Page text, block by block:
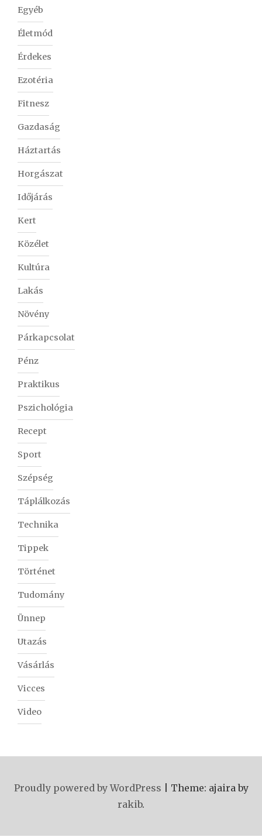
Egyéb
Életmód
Érdekes
Ezotéria
Fitnesz
Gazdaság
Háztartás
Horgászat
Időjárás
Kert
Közélet
Kultúra
Lakás
Növény
Párkapcsolat
Pénz
Praktikus
Pszichológia
Recept
Sport
Szépség
Táplálkozás
Technika
Tippek
Történet
Tudomány
Ünnep
Utazás
Vásárlás
Vicces
Video
Proudly powered by WordPress
Theme: ajaira by
rakib.